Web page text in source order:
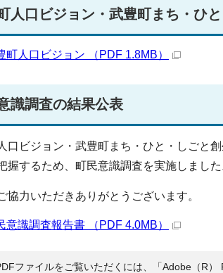
人口ビジョン・武豊町まち・ひ
町人口ビジョン （PDF 1.8MB）
識調査の結果公表
口ビジョン・武豊町まち・ひと・しごと
握するため、町民意識調査を実施しました
協力いただきありがとうございます。
意識調査報告書 （PDF 4.0MB）
ファイルをご覧いただくには、「Adobe（R